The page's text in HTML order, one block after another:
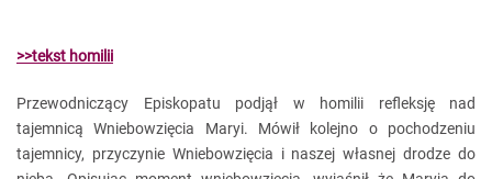
>>tekst homilii
Przewodniczący Episkopatu podjął w homilii refleksję nad
tajemnicą Wniebowzięcia Maryi. Mówił kolejno o pochodzeniu
tajemnicy, przyczynie Wniebowzięcia i naszej własnej drodze do